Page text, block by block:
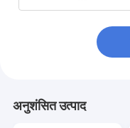
अनुशंसित उत्पाद